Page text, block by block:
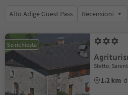
Alto Adige Guest Pass Recensioni
Su richiesta
Stetto,
1.2 km